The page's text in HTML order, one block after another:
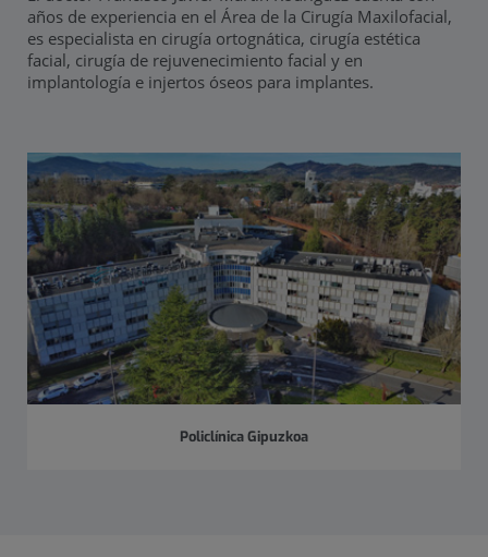
años de experiencia en el Área de la Cirugía Maxilofacial,
es especialista en cirugía ortognática, cirugía estética
facial, cirugía de rejuvenecimiento facial y en
implantología e injertos óseos para implantes.
Policlínica Gipuzkoa